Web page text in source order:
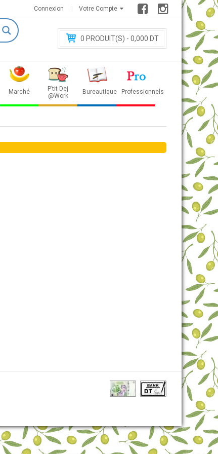
Votre Compte
Connexion
0 PRODUIT(S) - 0,000 DT
Marché
P’tit Dej
@Work
Bureautique Professionnels